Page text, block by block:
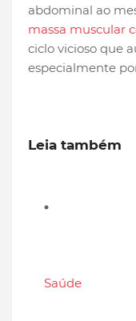
abdominal ao
massa muscular
ciclo vicioso que
especialmente
Leia também
Saúde